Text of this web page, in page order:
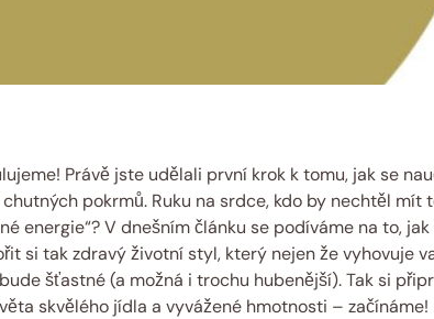
Právě jste udělali první krok k tomu, jak ⁤se
pokrmů. Ruku na srdce, kdo by nechtěl mít
energie“? V dnešním ​článku​ se⁢ podíváme na to, jak
si tak zdravý životní styl,​ který nejen že vyhovuje
šťastné (a ⁤možná i trochu hubenější). Tak si
skvělého jídla a vyvážené hmotnosti⁢ – začínáme!